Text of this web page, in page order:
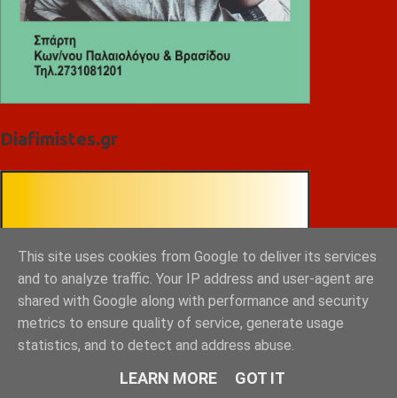
Diafimistes.gr
This site uses cookies from Google to deliver its services
and to analyze traffic. Your IP address and user-agent are
shared with Google along with performance and security
metrics to ensure quality of service, generate usage
statistics, and to detect and address abuse.
LEARN MORE GOT IT